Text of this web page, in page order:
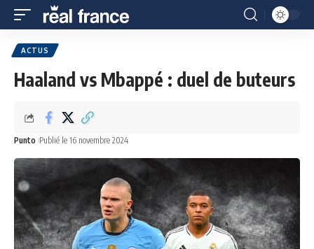
ACTUS
Haaland vs Mbappé : duel de buteurs
Punto Publié le 16 novembre 2024